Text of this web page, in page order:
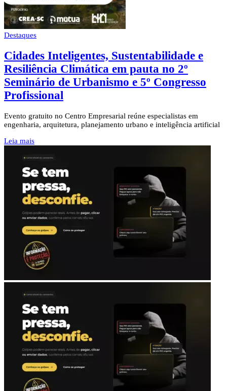
Destaques
Cidades Inteligentes, Sustentabilidade e
Resiliência Climática em pauta no 2º
Seminário de Urbanismo e 5º Congresso
Profissional
Evento gratuito no Centro Empresarial reúne especialistas em
engenharia, arquitetura, planejamento urbano e inteligência artificial
Leia mais